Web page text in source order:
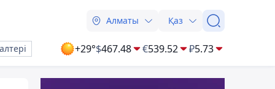
Алматы Қаз
+29°$467.48 €539.52 ₽5.73